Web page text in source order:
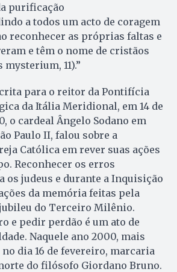
purificação
a todos um acto de coragem
reconhecer as próprias faltas e
e têm o nome de cristãos
11).”
para o reitor da Pontifícia
da Itália Meridional, em 14 de
o cardeal Ângelo Sodano em
Paulo II, falou sobre a
Católica em rever suas ações
Reconhecer os erros
os judeus e durante a Inquisição
da memória feitas pela
do Terceiro Milênio.
e pedir perdão é um ato de
Naquele ano 2000, mais
dia 16 de fevereiro, marcaria
do filósofo Giordano Bruno.